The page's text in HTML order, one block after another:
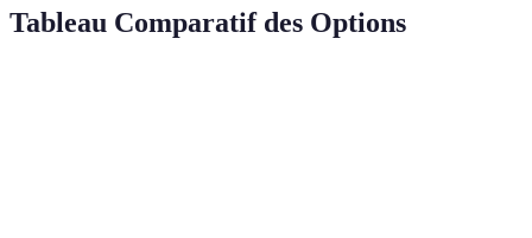
Tableau Comparatif des Options